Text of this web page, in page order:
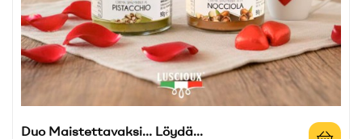
Duo Maistettavaksi… Löydä...